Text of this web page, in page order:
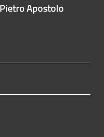
Apostolo